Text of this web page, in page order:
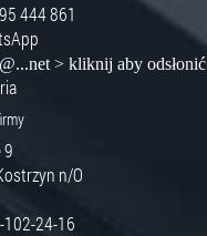
444 861
> kliknij aby odsłonić
9
n/O
102-24-16